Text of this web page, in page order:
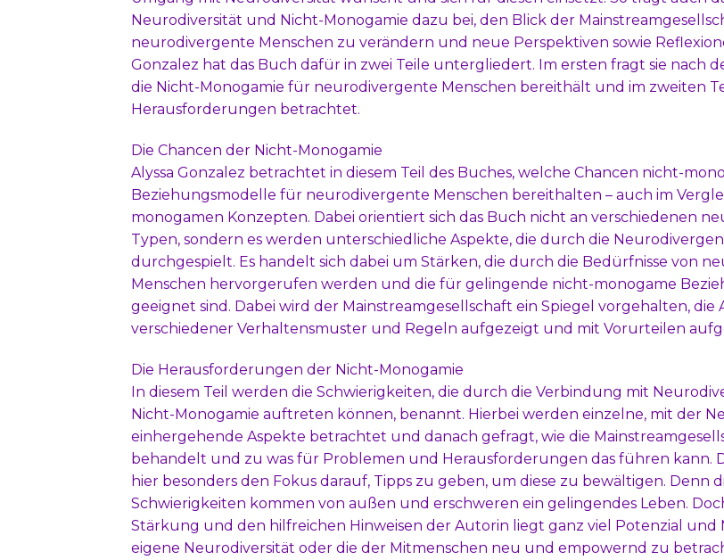
Neurodiversität und Nicht-Monogamie dazu bei, den Blick der
neurodivergente Menschen zu verändern und neue Perspektiven sowie
Gonzalez hat das Buch dafür in zwei Teile untergliedert. Im ersten fragt sie nach
die Nicht-Monogamie für neurodivergente Menschen bereithält und im zweiten
Herausforderungen betrachtet.
Die Chancen der Nicht-Monogamie
Alyssa Gonzalez betrachtet in diesem Teil des Buches, welche Chancen nicht-
Beziehungsmodelle für neurodivergente Menschen bereithalten – auch im
monogamen Konzepten. Dabei orientiert sich das Buch nicht an verschiedenen
Typen, sondern es werden unterschiedliche Aspekte, die durch die
durchgespielt. Es handelt sich dabei um Stärken, die durch die Bedürfnisse von
Menschen hervorgerufen werden und die für gelingende nicht-monogame
geeignet sind. Dabei wird der Mainstreamgesellschaft ein Spiegel vorgehalten, die
verschiedener Verhaltensmuster und Regeln aufgezeigt und mit Vorurteilen
Die Herausforderungen der Nicht-Monogamie
In diesem Teil werden die Schwierigkeiten, die durch die Verbindung mit
Nicht-Monogamie auftreten können, benannt. Hierbei werden einzelne, mit der
einhergehende Aspekte betrachtet und danach gefragt, wie die
behandelt und zu was für Problemen und Herausforderungen das führen kann.
hier besonders den Fokus darauf, Tipps zu geben, um diese zu bewältigen. Denn
Schwierigkeiten kommen von außen und erschweren ein gelingendes Leben.
Stärkung und den hilfreichen Hinweisen der Autorin liegt ganz viel Potenzial und
eigene Neurodiversität oder die der Mitmenschen neu und empowernd zu